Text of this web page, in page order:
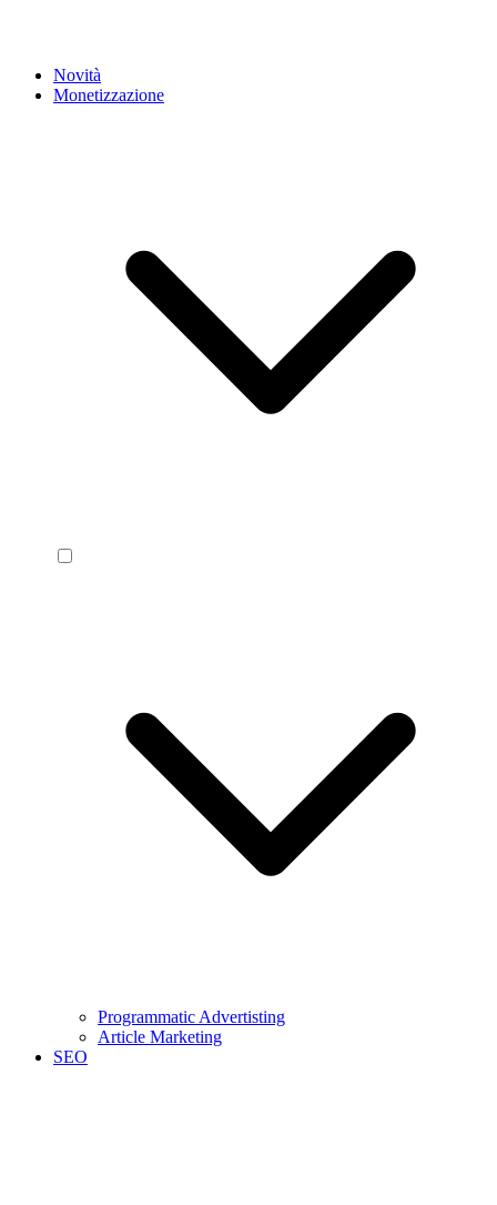
Novità
Monetizzazione
Programmatic Advertisting
Article Marketing
SEO